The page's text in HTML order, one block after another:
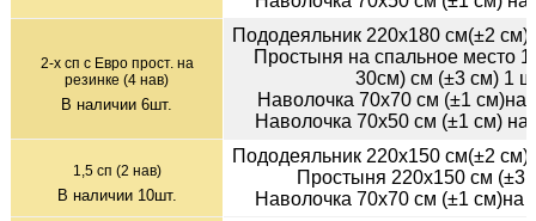
2-х сп с Евро прост. на
резинке (4 нав)
В наличии 6шт.
Пододеяльник 220х180 см(±2
Простыня на спальное место
30см) см (±3 см) 1
Наволочка 70х70 см (±1 см)на
Наволочка 70х50 см (±1 см)
1,5 сп (2 нав)
В наличии 10шт.
Пододеяльник 220х150 см(±2
Простыня 220х150 см (±3
Наволочка 70х70 см (±1